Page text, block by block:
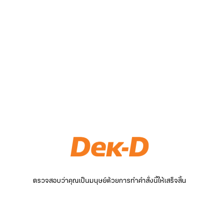
ตรวจสอบว่าคุณเป็นมนุษย์ด้วยการทำคำสั่งนี้ให้เสร็จสิ้น